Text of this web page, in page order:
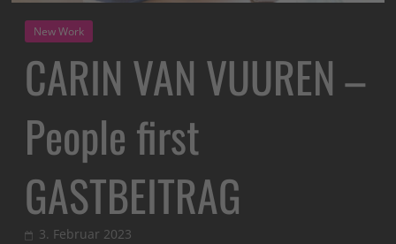
New Work
CARIN VAN VUUREN –
People first
GASTBEITRAG
3. Februar 2023